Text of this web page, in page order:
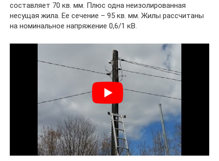
составляет 70 кв. мм. Плюс одна неизолированная
несущая жила. Ее сечение – 95 кв. мм. Жилы рассчитаны
на номинальное напряжение 0,6/1 кВ.